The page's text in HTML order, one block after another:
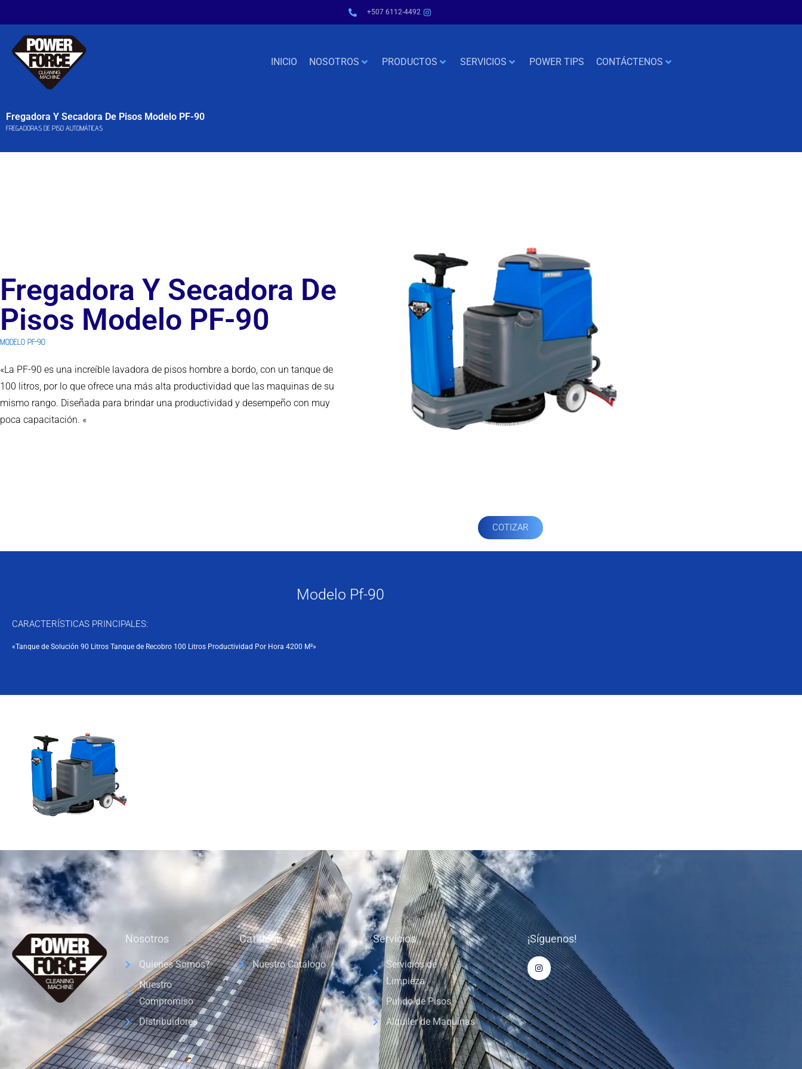
+507 6112-4492
INICIO NOSOTROS PRODUCTOS SERVICIOS POWER TIPS CONTÁCTENOS
Fregadora Y Secadora De Pisos Modelo PF-90
FREGADORAS DE PISO AUTOMÁTICAS
Fregadora Y Secadora De
Pisos Modelo PF-90
MODELO PF-90
«La PF-90 es una increíble lavadora de pisos hombre a bordo, con un tanque de
100 litros, por lo que ofrece una más alta productividad que las maquinas de su
mismo rango. Diseñada para brindar una productividad y desempeño con muy
poca capacitación. «
COTIZAR
Modelo Pf-90
CARACTERÍSTICAS PRINCIPALES:
«Tanque de Solución 90 Litros Tanque de Recobro 100 Litros Productividad Por Hora 4200 M²»
Nosotros
Quienes Somos?
Nuestro
Compromiso
Distribuidores
Catálogo
Nuestro Catálogo
Servicios
Servicios de
Limpieza
Pulido de Pisos
Alquiler de Maquinas
¡Síguenos!